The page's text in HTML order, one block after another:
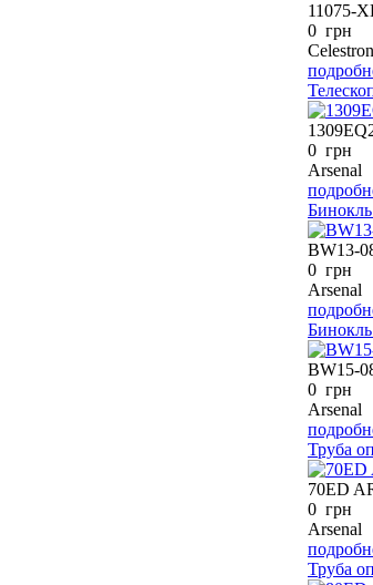
11075-
0 грн
Celestron
0 грн
Arsenal
BW13-
0 грн
Arsenal
BW15-
0 грн
Arsenal
Труба
70ED
0 грн
Arsenal
Труба